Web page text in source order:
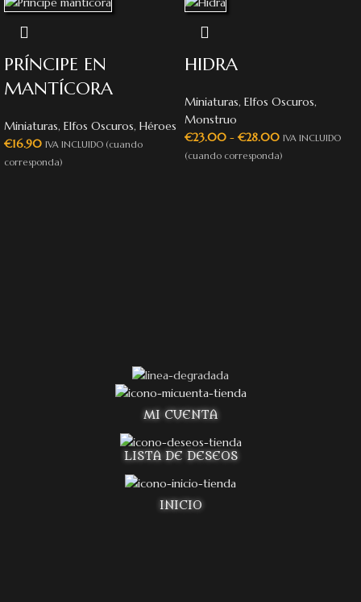
PRÍNCIPE EN
MANTÍCORA
Miniaturas, Elfos Oscuros, Héroes
€16.90 IVA INCLUIDO (cuando
corresponda)
HIDRA
Miniaturas, Elfos Oscuros,
Monstruo
€23.00 - €28.00 IVA INCLUIDO
(cuando corresponda)
MI CUENTA
LISTA DE DESEOS
INICIO